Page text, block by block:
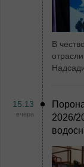
В
15:13
вчера
2026/